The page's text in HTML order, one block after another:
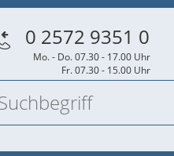
0 2572 9351 0
Mo. - Do. 07.30 - 17.00 Uhr
Fr. 07.30 - 15.00 Uhr